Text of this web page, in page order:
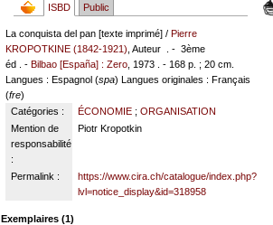
ISBD Public
La conquista del pan [texte imprimé] /Pierre
KROPOTKINE (1842-1921) , Auteur . - 3ème
éd . -Bilbao [España] : Zero , 1973 . - 168 p. ; 20 cm.
Langues : Espagnol (spa)Langues originales : Français
(fre)
Catégories :
ÉCONOMIE; ORGANISATION
Mention de
responsabilité
:
Piotr Kropotkin
Permalink :
https://www.cira.ch/catalogue/index.php?
lvl=notice_display&id=318958
Exemplaires (1)